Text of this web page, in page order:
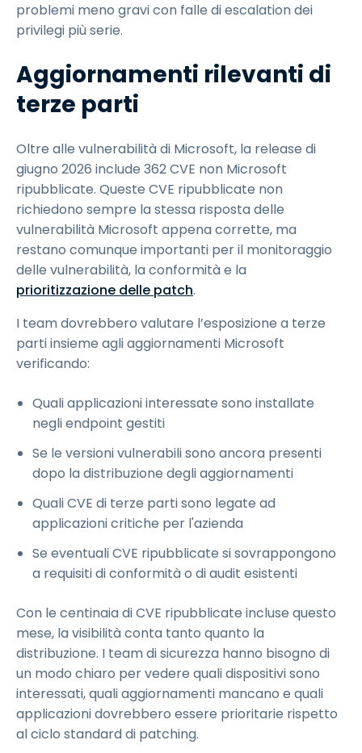
problemi meno gravi con falle di escalation dei
privilegi più serie.
Aggiornamenti rilevanti di
terze parti
Oltre alle vulnerabilità di Microsoft, la release di
giugno 2026 include 362 CVE non Microsoft
ripubblicate. Queste CVE ripubblicate non
richiedono sempre la stessa risposta delle
vulnerabilità Microsoft appena corrette, ma
restano comunque importanti per il monitoraggio
delle vulnerabilità, la conformità e la
prioritizzazione delle patch.
I team dovrebbero valutare l’esposizione a terze
parti insieme agli aggiornamenti Microsoft
verificando:
Quali applicazioni interessate sono installate
negli endpoint gestiti
Se le versioni vulnerabili sono ancora presenti
dopo la distribuzione degli aggiornamenti
Quali CVE di terze parti sono legate ad
applicazioni critiche per l'azienda
Se eventuali CVE ripubblicate si sovrappongono
a requisiti di conformità o di audit esistenti
Con le centinaia di CVE ripubblicate incluse questo
mese, la visibilità conta tanto quanto la
distribuzione. I team di sicurezza hanno bisogno di
un modo chiaro per vedere quali dispositivi sono
interessati, quali aggiornamenti mancano e quali
applicazioni dovrebbero essere prioritarie rispetto
al ciclo standard di patching.